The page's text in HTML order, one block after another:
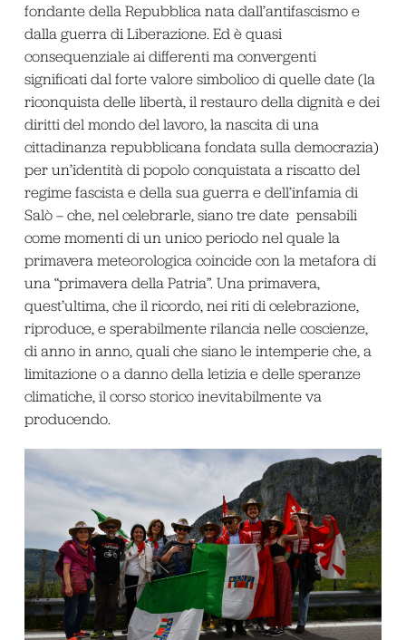
fondante della Repubblica nata dall’antifascismo e
dalla guerra di Liberazione. Ed è quasi
consequenziale ai differenti ma convergenti
significati dal forte valore simbolico di quelle date (la
riconquista delle libertà, il restauro della dignità e dei
diritti del mondo del lavoro, la nascita di una
cittadinanza repubblicana fondata sulla democrazia)
per un’identità di popolo conquistata a riscatto del
regime fascista e della sua guerra e dell’infamia di
Salò – che, nel celebrarle, siano tre date pensabili
come momenti di un unico periodo nel quale la
primavera meteorologica coincide con la metafora di
una “primavera della Patria”. Una primavera,
quest’ultima, che il ricordo, nei riti di celebrazione,
riproduce, e sperabilmente rilancia nelle coscienze,
di anno in anno, quali che siano le intemperie che, a
limitazione o a danno della letizia e delle speranze
climatiche, il corso storico inevitabilmente va
producendo.